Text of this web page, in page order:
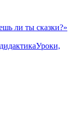
ли ты сказки?»
Уроки,